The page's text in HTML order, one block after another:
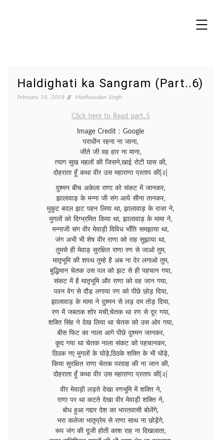
Haldighati ka Sangram (Part..6)
February 18, 2018 Madhusudan Singh
Click here to Read part..5
Image Credit : Google
पराधीन रहना ना जाना,
जीते जी वह हार ना माना,
त्याग सुख महलों की जिसने,खाई रोटी घास की,
दोहराता हूँ कथा वीर उस महाराणा प्रताप की|२|
दुश्मन बीच अकेला राणा को संकट में जानकर,
झालावाड़ के मन्ना जी संग आये सीना तानकर,
मुकुट बदल झट पहन लिया था, झालावाड़ के राजा ने,
मुगलों को दिग्भ्रमित किया था, झालावाड़ के मामा ने,
मन्नाजी संग वीर मेवाड़ी विविध भाँति समझाया था,
जंग अभी भी शेष वीर राणा को राह सुझाया था,
तुमसे ही मेवाड़ सुरक्षित राणा रण से जाओ तुम,
मातृभूमि की शपथ तुम्हे है अब ना देर लगाओ तुम,
बुद्धिमान चेतक उस पल को झट से ही पहचान गया,
संकट में है मातृभूमि और राणा को वह जान गया,
पवन वेग से दौड़ लगाया रण को पीछे छोड़ दिया,
झालावाड़ के मामा ने दुश्मन से लड़ दम तोड़ दिया,
रण में जबतक शोर मची,चेतक था रण से दूर गया,
शक्ति सिंह ने देख लिया था चेतक को उस ओर गया,
बीस फिट का नाला आगे पीछे दुश्मन जानकर,
कूद गया था चेतक नाला संकट को पहचानकर,
ठिठक गए मुगलों के घोड़े,ठिठके शक्ति के भी घोड़े,
किया सुरक्षित राणा चेतक परवाह की ना जान की,
दोहराता हूँ कथा वीर उस महाराणा प्रताप की|२|
वीर मेवाड़ी लड़ते देखा रणभूमि में शक्ति ने,
राणा पर था कटते देखा वीर मेवाड़ी शक्ति ने,
बोध हुआ गद्दार देश का भारतवासी बोलेंगे,
भरा कलेजा भातृप्रेम से राणा साथ ना छोड़ेंगे,
रूप जंग की दूजी होती काश राह ना दिखलाता,